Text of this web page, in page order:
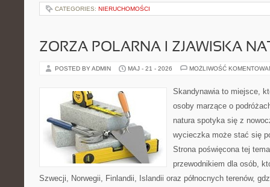
CATEGORIES: NIERUCHOMOŚCI
ZORZA POLARNA I ZJAWISKA
POSTED BY ADMIN MAJ - 21 - 2026 MOŻLIWOŚĆ
Skandynawia to miejsce,
osoby marzące o
natura spotyka się z
wycieczka może stać się
Strona poświęcona tej
przewodnikiem dla osób,
Szwecji, Norwegii, Finlandii, Islandii oraz północnych terenów,